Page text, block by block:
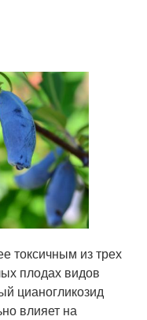
токсичным из трех
плодах видов
цианогликозид
влияет на